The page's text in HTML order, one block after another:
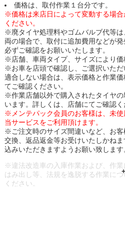
価格は、取付作業１台分です。
※価格は来店日によって変動する場
ください。
※廃タイヤ処理料やゴムバルブ代等
両の場合で、取付に追加費用などが
必ずご確認をお願いいたします。
※店舗、車両タイプ、サイズにより価
※お車を店頭で確認し、ご選択いた
適合しない場合は、表示価格と作業
てご確認ください。
※作業店舗以外で購入されたタイヤ
います。詳しくは、店舗にてご確認く
※メンテパック会員のお客様は、未
当サービスをご利用頂けます。
※ご注文時のサイズ間違いなど、お
交換、返品返金等お受けいたしかね
込みいただきますようお願い致します
※違法改造車の入庫作業および、作
はみ出し等、法規を逸脱する作業に
ください。